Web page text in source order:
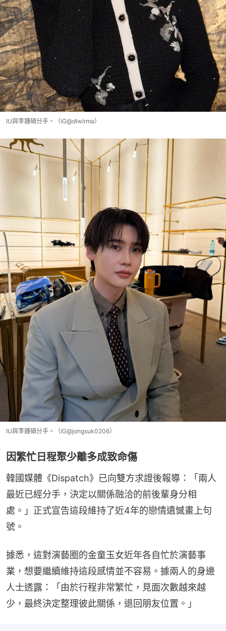
IU與李鍾碩分手。（IG@dlwlrma）
IU與李鍾碩分手。（IG@jongsuk0206）
因繁忙日程聚少離多成致命傷
韓國媒體《Dispatch》已向雙方求證後報導：「兩人
最近已經分手，決定以關係融洽的前後輩身分相
處。」正式宣告這段維持了近4年的戀情遺憾畫上句
號。
據悉，這對演藝圈的金童玉女近年各自忙於演藝事
業，想要繼續維持這段感情並不容易。據兩人的身邊
人士透露：「由於行程非常繁忙，見面次數越來越
少，最終決定整理彼此關係，退回朋友位置。」